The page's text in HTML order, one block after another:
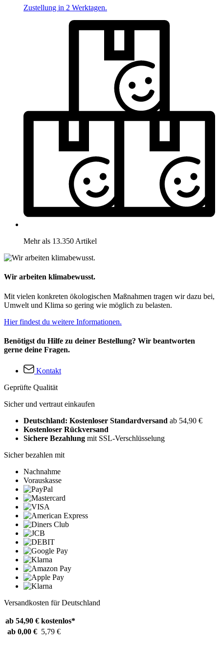
Zustellung in 2 Werktagen.
Mehr als 13.350 Artikel
Wir arbeiten klimabewusst.
Mit vielen konkreten ökologischen Maßnahmen tragen wir dazu bei,
Umwelt und Klima so gering wie möglich zu belasten.
Hier findest du weitere Informationen.
Benötigst du Hilfe zu deiner Bestellung? Wir beantworten
gerne deine Fragen.
Kontakt
Geprüfte Qualität
Sicher und vertraut einkaufen
Deutschland: Kostenloser Standardversand ab 54,90 €
Kostenloser Rückversand
Sichere Bezahlung mit SSL-Verschlüsselung
Sicher bezahlen mit
Nachnahme
Vorauskasse
Versandkosten für Deutschland
ab 54,90 € kostenlos*
ab 0,00 € 5,79 €